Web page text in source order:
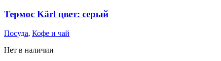
Термос Kärl цвет: серый
Посуда, Кофе и чай
Нет в наличии